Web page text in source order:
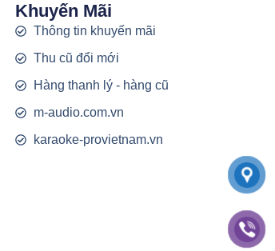
Khuyến Mãi
Thông tin khuyến mãi
Thu cũ đổi mới
Hàng thanh lý - hàng cũ
m-audio.com.vn
karaoke-provietnam.vn